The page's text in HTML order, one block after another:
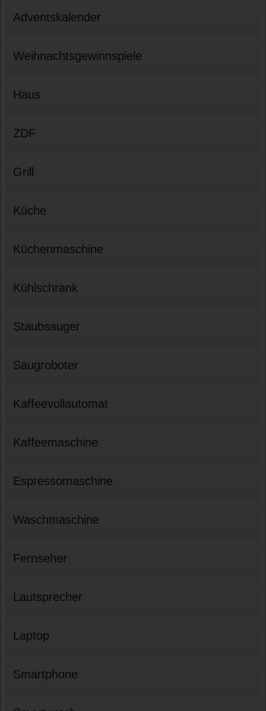
Adventskalender
Weihnachtsgewinnspiele
Haus
ZDF
Grill
Küche
Küchenmaschine
Kühlschrank
Staubsauger
Saugroboter
Kaffeevollautomat
Kaffeemaschine
Espressomaschine
Waschmaschine
Fernseher
Lautsprecher
Laptop
Smartphone